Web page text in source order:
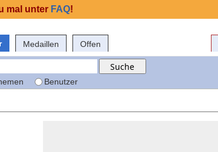
Medaillen Offen
Benutzer
mal unter FAQ!